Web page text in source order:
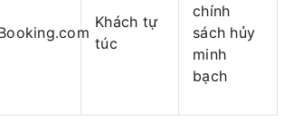
Khách tự
túc
chính
sách hủy
minh
bạch